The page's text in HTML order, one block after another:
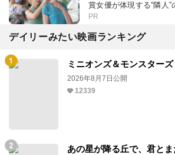
賞女優が体現する“隣人”
PR
デイリーみたい映画ランキング
ミニオンズ＆モンスターズ
2026年8月7日公開
12339
あの星が降る丘で、君とま